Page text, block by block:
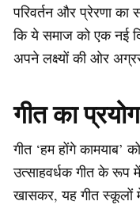
परिवर्तन और प्रेरणा का
कि ये समाज को एक नई
अपने लक्ष्यों की ओर
गीत का प्रयोग
गीत ‘हम होंगे कामयाब’
उत्साहवर्धक गीत के रूप
खासकर, यह गीत स्कूलों